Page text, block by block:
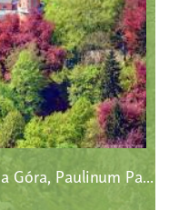
Palaces Route – Jelenia Góra, Paulinum Palace, Łomnica Palace, Wojanów Palace, Bobrów Palace